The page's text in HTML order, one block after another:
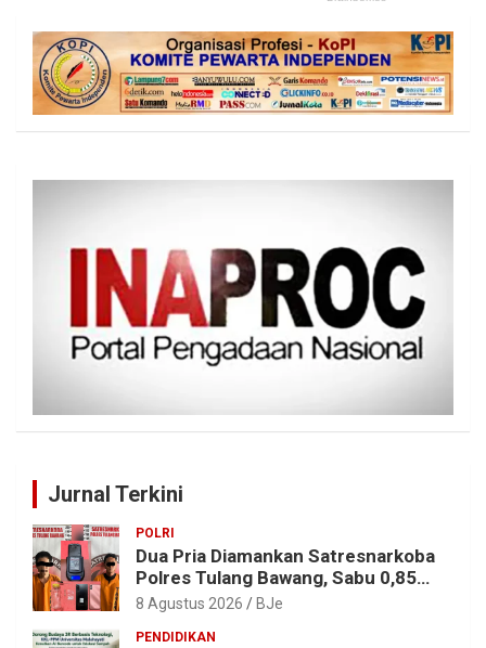
Jurnal Terkini
POLRI
Dua Pria Diamankan Satresnarkoba
Polres Tulang Bawang, Sabu 0,85
Gram dan Alat Hisap Disita
8 Agustus 2026 BJe
PENDIDIKAN